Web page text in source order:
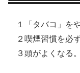
１「タバコ」をや
２喫煙習慣を必
３頭がよくなる。
【本文